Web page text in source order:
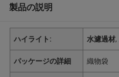
製品の説明
ハイライト: 水濾過材,
パッケージの詳細 織物袋